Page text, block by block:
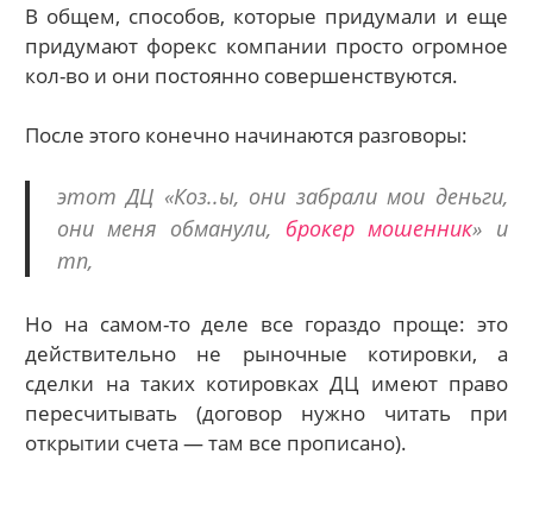
В общем, способов, которые придумали и еще
придумают форекс компании просто огромное
кол-во и они постоянно совершенствуются.
После этого конечно начинаются разговоры:
этот ДЦ «Коз..ы, они забрали мои деньги,
они меня обманули, брокер мошенник» и
тп,
Но на самом-то деле все гораздо проще: это
действительно не рыночные котировки, а
сделки на таких котировках ДЦ имеют право
пересчитывать (договор нужно читать при
открытии счета — там все прописано).